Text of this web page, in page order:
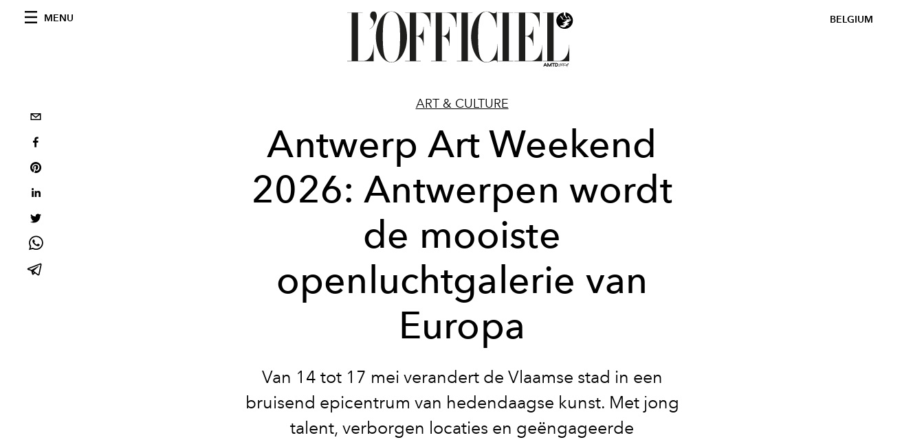
MENU BELGIUM
ART & CULTURE
Antwerp Art Weekend
2026: Antwerpen wordt
de mooiste
openluchtgalerie van
Europa
Van 14 tot 17 mei verandert de Vlaamse stad in een
bruisend epicentrum van hedendaagse kunst. Met jong
talent, verborgen locaties en geëngageerde